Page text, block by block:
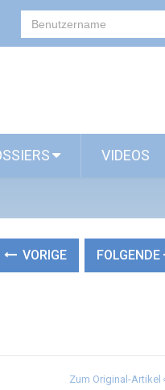
VIDEOS
VORIGE FOLGENDE
Zum Original-Artikel